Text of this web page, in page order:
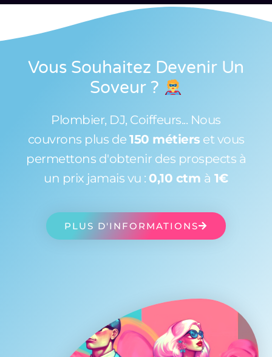
Vous Souhaitez Devenir Un
Soveur ?
Plombier, DJ, Coiffeurs... Nous
couvrons plus de 150 métiers et vous
permettons d'obtenir des prospects à
un prix jamais vu : 0,10 ctm à 1€
PLUS D'INFORMATIONS